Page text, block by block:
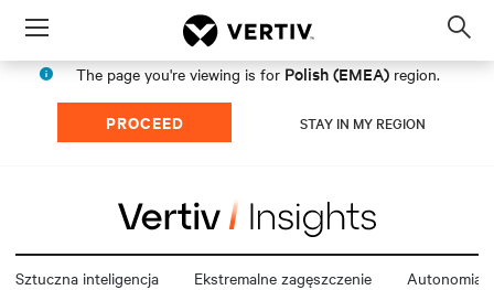
Menu
The page you're viewing is for Polish (EMEA) region.
PROCEED STAY IN MY REGION
Sztuczna inteligencja Ekstremalne zagęszczenie Autonomia